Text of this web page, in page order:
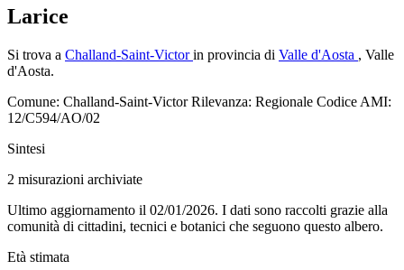
Larice
Si trova a Challand-Saint-Victorin provincia di Valle d'Aosta , Valle
d'Aosta.
Comune: Challand-Saint-VictorRilevanza: Regionale Codice AMI:
12/C594/AO/02
Sintesi
2 misurazioni archiviate
Ultimo aggiornamento il 02/01/2026. I dati sono raccolti grazie alla
comunità di cittadini, tecnici e botanici che seguono questo albero.
Età stimata